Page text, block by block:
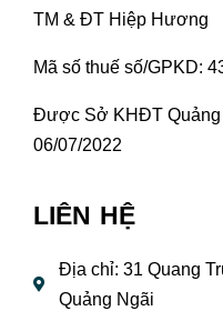
TM & ĐT Hiệp Hương
Mã số thuế số/GPKD:
Được Sở KHĐT Quảng
06/07/2022
LIÊN HỆ
Địa chỉ: 31 Quang
Quảng Ngãi